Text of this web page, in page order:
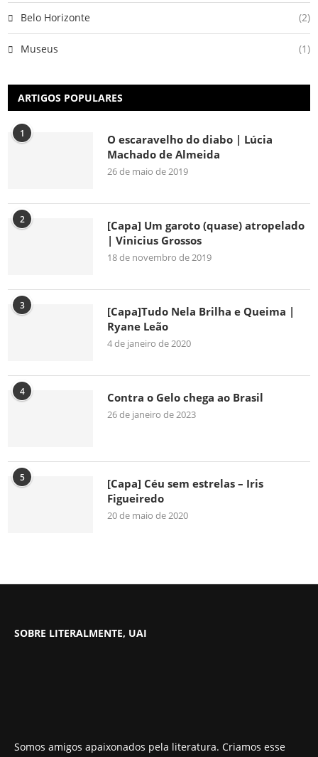
Belo Horizonte (2)
Museus (1)
ARTIGOS POPULARES
1
O escaravelho do diabo | Lúcia
Machado de Almeida
26 de maio de 2019
2
[Capa] Um garoto (quase) atropelado
| Vinicius Grossos
18 de novembro de 2019
3
[Capa]Tudo Nela Brilha e Queima |
Ryane Leão
4 de janeiro de 2020
4 Contra o Gelo chega ao Brasil
26 de janeiro de 2023
5
[Capa] Céu sem estrelas – Iris
Figueiredo
20 de maio de 2020
SOBRE LITERALMENTE, UAI
Somos amigos apaixonados pela literatura. Criamos esse